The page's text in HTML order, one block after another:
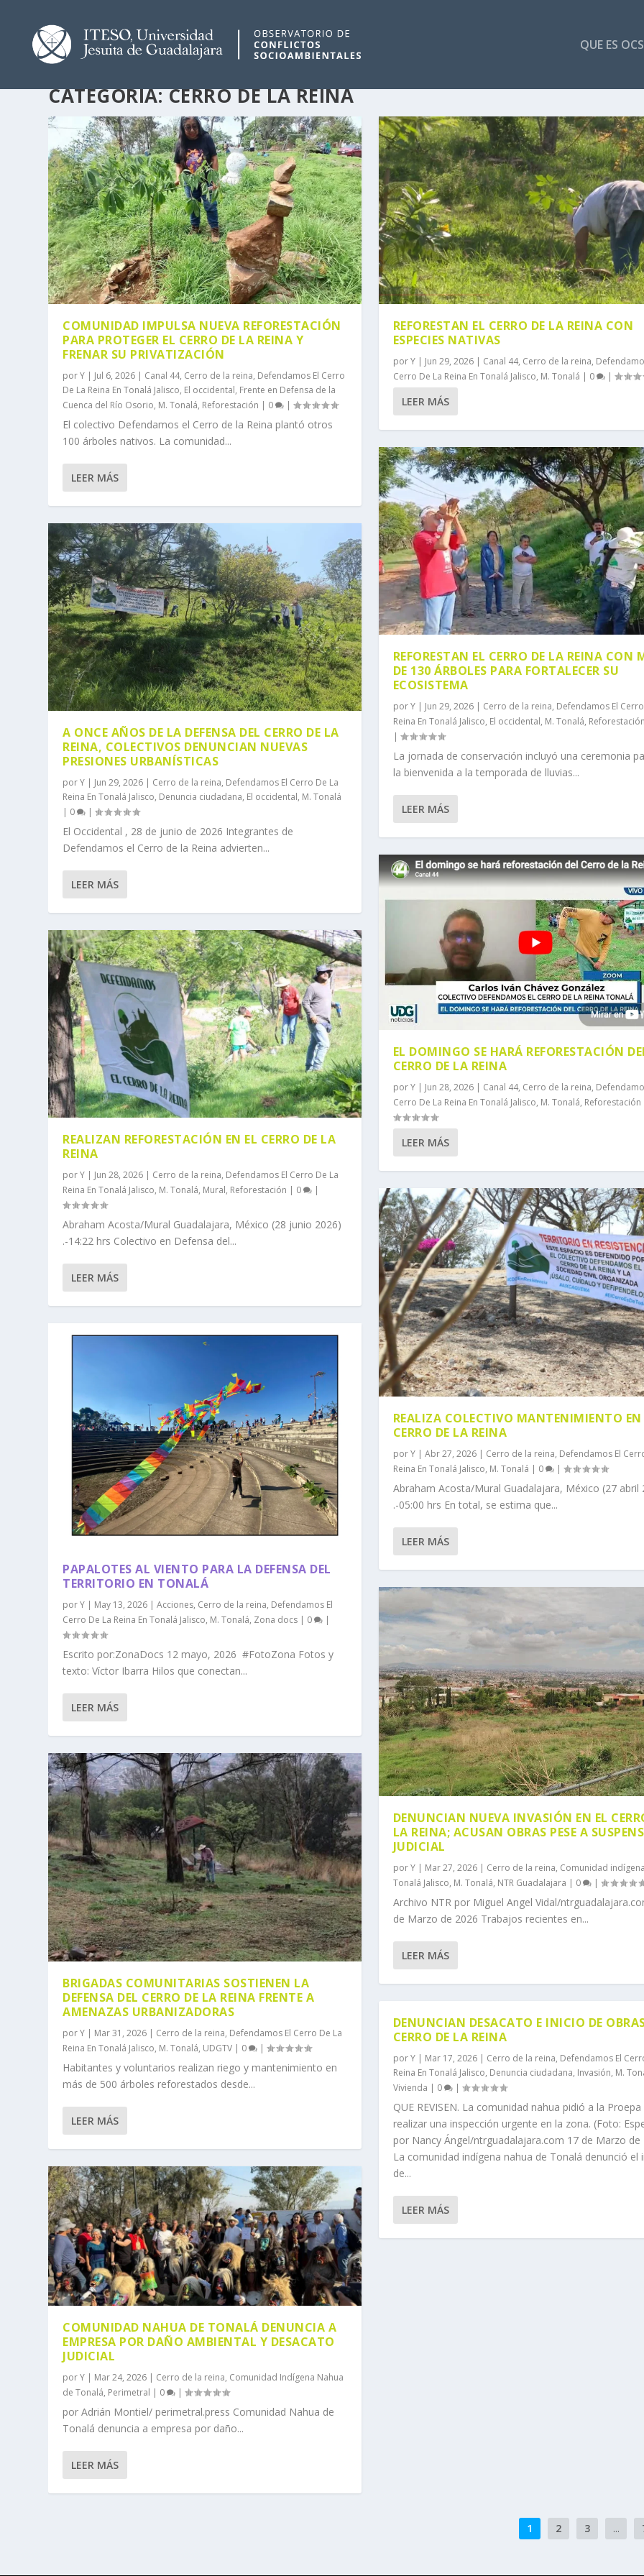
QUE ES
CATEGORÍA:CERRO DE LA REINA
COMUNIDAD IMPULSA NUEVA REFORESTACIÓN
PARA PROTEGER EL CERRO DE LA REINA Y
FRENAR SU PRIVATIZACIÓN
porY | Jul 6, 2026 | Canal 44, Cerro de la reina, Defendamos El Cerro
De La Reina En Tonalá Jalisco, El occidental, Frente en Defensa de la
Cuenca del Río Osorio, M. Tonalá, Reforestación | 0 |
El colectivo Defendamos el Cerro de la Reina plantó otros
100 árboles nativos. La comunidad...
LEER MÁS
A ONCE AÑOS DE LA DEFENSA DEL CERRO DE LA
REINA, COLECTIVOS DENUNCIAN NUEVAS
PRESIONES URBANÍSTICAS
porY | Jun 29, 2026 | Cerro de la reina, Defendamos El Cerro De La
Reina En Tonalá Jalisco, Denuncia ciudadana, El occidental, M. Tonalá
| 0 |
El Occidental , 28 de junio de 2026 Integrantes de
Defendamos el Cerro de la Reina advierten...
LEER MÁS
REALIZAN REFORESTACIÓN EN EL CERRO DE LA
REINA
porY | Jun 28, 2026 | Cerro de la reina, Defendamos El Cerro De La
Reina En Tonalá Jalisco, M. Tonalá, Mural, Reforestación | 0 |
Abraham Acosta/Mural Guadalajara, México (28 junio 2026)
.-14:22 hrs Colectivo en Defensa del...
LEER MÁS
PAPALOTES AL VIENTO PARA LA DEFENSA DEL
TERRITORIO EN TONALÁ
porY | May 13, 2026 |Acciones, Cerro de la reina, Defendamos El
Cerro De La Reina En Tonalá Jalisco, M. Tonalá, Zona docs | 0 |
Escrito por:ZonaDocs 12 mayo, 2026 #FotoZona Fotos y
texto: Víctor Ibarra Hilos que conectan...
LEER MÁS
BRIGADAS COMUNITARIAS SOSTIENEN LA
DEFENSA DEL CERRO DE LA REINA FRENTE A
AMENAZAS URBANIZADORAS
porY | Mar 31, 2026 | Cerro de la reina, Defendamos El Cerro De La
Reina En Tonalá Jalisco, M. Tonalá, UDGTV | 0 |
Habitantes y voluntarios realizan riego y mantenimiento en
más de 500 árboles reforestados desde...
LEER MÁS
COMUNIDAD NAHUA DE TONALÁ DENUNCIA A
EMPRESA POR DAÑO AMBIENTAL Y DESACATO
JUDICIAL
porY | Mar 24, 2026 | Cerro de la reina, Comunidad Indígena Nahua
de Tonalá, Perimetral | 0 |
por Adrián Montiel/ perimetral.press Comunidad Nahua de
Tonalá denuncia a empresa por daño...
LEER MÁS
REFORESTAN EL CERRO DE LA REINA CON
ESPECIES NATIVAS
porY| Jun 29, 2026| Canal 44, Cerro de la reina,
Cerro De La Reina En Tonalá Jalisco, M. Tonalá | 0 |
LEER MÁS
REFORESTAN EL CERRO DE LA REINA CON
DE 130 ÁRBOLES PARA FORTALECER SU
ECOSISTEMA
porY| Jun 29, 2026| Cerro de la reina, Defendamos El
Reina En Tonalá Jalisco, El occidental, M. Tonalá,
|
La jornada de conservación incluyó una ceremonia
la bienvenida a la temporada de lluvias...
LEER MÁS
EL DOMINGO SE HARÁ REFORESTACIÓN
CERRO DE LA REINA
porY| Jun 28, 2026| Canal 44, Cerro de la reina,
Cerro De La Reina En Tonalá Jalisco, M. Tonalá, Reforestación
LEER MÁS
REALIZA COLECTIVO MANTENIMIENTO EN
CERRO DE LA REINA
porY| Abr 27, 2026| Cerro de la reina, Defendamos El
Reina En Tonalá Jalisco, M. Tonalá | 0 |
Abraham Acosta/Mural Guadalajara, México (27 abril
.-05:00 hrs En total, se estima que...
LEER MÁS
DENUNCIAN NUEVA INVASIÓN EN EL
LA REINA; ACUSAN OBRAS PESE A
JUDICIAL
porY| Mar 27, 2026| Cerro de la reina, Comunidad
Tonalá Jalisco, M. Tonalá, NTR Guadalajara | 0 |
Archivo NTR por Miguel Angel Vidal/
de Marzo de 2026 Trabajos recientes en...
LEER MÁS
DENUNCIAN DESACATO E INICIO DE
CERRO DE LA REINA
porY| Mar 17, 2026| Cerro de la reina, Defendamos El
Reina En Tonalá Jalisco, Denuncia ciudadana, Invasión, M.
Vivienda | 0 |
QUE REVISEN. La comunidad nahua pidió a la Proepa
realizar una inspección urgente en la zona. (Foto:
por Nancy Ángel/ntrguadalajara.com 17 de Marzo de
La comunidad indígena nahua de Tonalá denunció el
de...
LEER MÁS
1 2 3 ...